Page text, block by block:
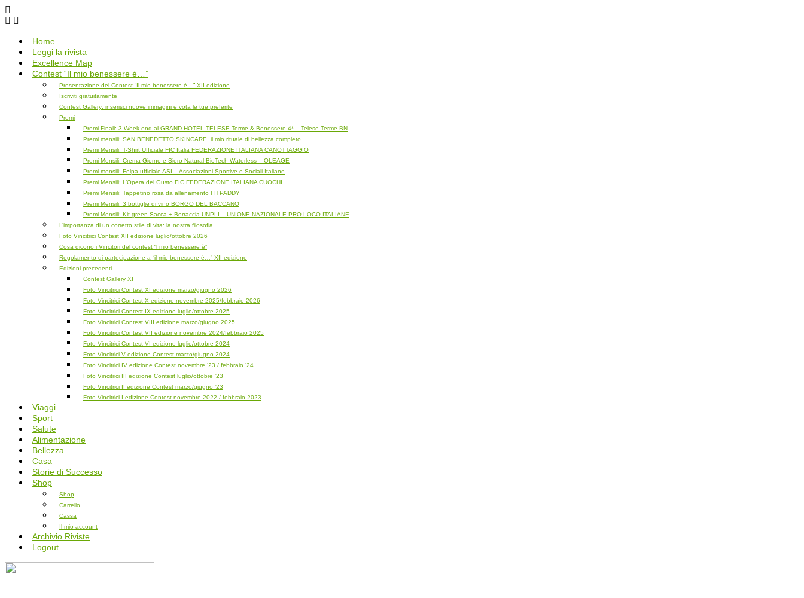
Salta
al
Home
Leggi la rivista
Excellence Map
Contest “Il mio benessere è…”
Presentazione del Contest “Il mio benessere è…” XII edizione
Iscriviti gratuitamente
Contest Gallery: inserisci nuove immagini e vota le tue preferite
Premi
Premi Finali: 3 Week-end al GRAND HOTEL TELESE Terme & Benessere 4* – Telese Terme BN
Premi mensili: SAN BENEDETTO SKINCARE, il mio rituale di bellezza completo
Premi Mensili: T-Shirt Ufficiale FIC Italia FEDERAZIONE ITALIANA CANOTTAGGIO
Premi Mensili: Crema Giorno e Siero Natural BioTech Waterless – OLEAGE
Premi mensili: Felpa ufficiale ASI – Associazioni Sportive e Sociali Italiane
Premi Mensili: L’Opera del Gusto FIC FEDERAZIONE ITALIANA CUOCHI
Premi Mensili: Tappetino rosa da allenamento FITPADDY
Premi Mensili: 3 bottiglie di vino BORGO DEL BACCANO
Premi Mensili: Kit green Sacca + Borraccia UNPLI – UNIONE NAZIONALE PRO LOCO ITALIANE
L’importanza di un corretto stile di vita: la nostra filosofia
Foto Vincitrici Contest XII edizione luglio/ottobre 2026
Cosa dicono i Vincitori del contest “l mio benessere è”
Regolamento di partecipazione a “il mio benessere è…” XII edizione
Edizioni precedenti
Contest Gallery XI
Foto Vincitrici Contest XI edizione marzo/giugno 2026
Foto Vincitrici Contest X edizione novembre 2025/febbraio 2026
Foto Vincitrici Contest IX edizione luglio/ottobre 2025
Foto Vincitrici Contest VIII edizione marzo/giugno 2025
Foto Vincitrici Contest VII edizione novembre 2024/febbraio 2025
Foto Vincitrici Contest VI edizione luglio/ottobre 2024
Foto Vincitrici V edizione Contest marzo/giugno 2024
Foto Vincitrici IV edizione Contest novembre ’23 / febbraio ’24
Foto Vincitrici III edizione Contest luglio/ottobre ’23
Foto Vincitrici II edizione Contest marzo/giugno ’23
Foto Vincitrici I edizione Contest novembre 2022 / febbraio 2023
Viaggi
Sport
Salute
Alimentazione
Bellezza
Casa
Storie di Successo
Shop
Shop
Carrello
Cassa
Il mio account
Archivio Riviste
Logout